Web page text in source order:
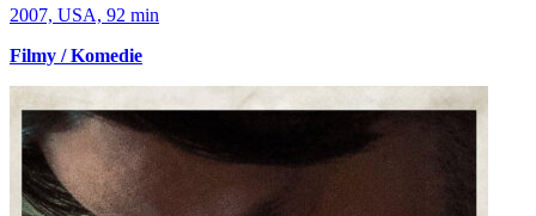
2007, USA, 92 min
Filmy / Komedie